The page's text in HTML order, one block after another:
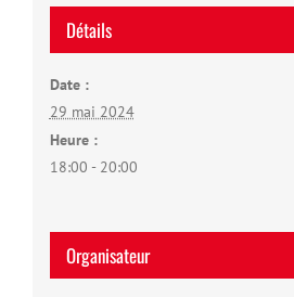
Détails
Date :
29 mai 2024
Heure :
18:00 - 20:00
Organisateur